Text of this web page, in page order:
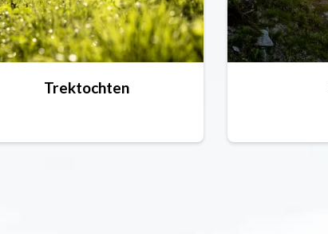
Trektochten